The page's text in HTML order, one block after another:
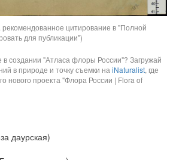
цитирование в "Полной
для публикации")
в создании "Атласа флоры России"? Загружай
в природе и точку съемки на iNaturalist, где
нового проекта "Флора России | Flora of
даурская)